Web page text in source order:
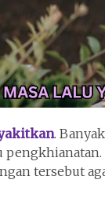
.
tersebut